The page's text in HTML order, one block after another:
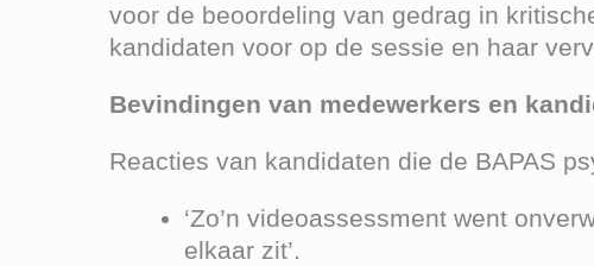
voor de beoordeling van gedrag in
kandidaten voor op de sessie en haar
Bevindingen van medewerkers en
Reacties van kandidaten die de BAPAS
‘Zo’n videoassessment went
elkaar zit’.